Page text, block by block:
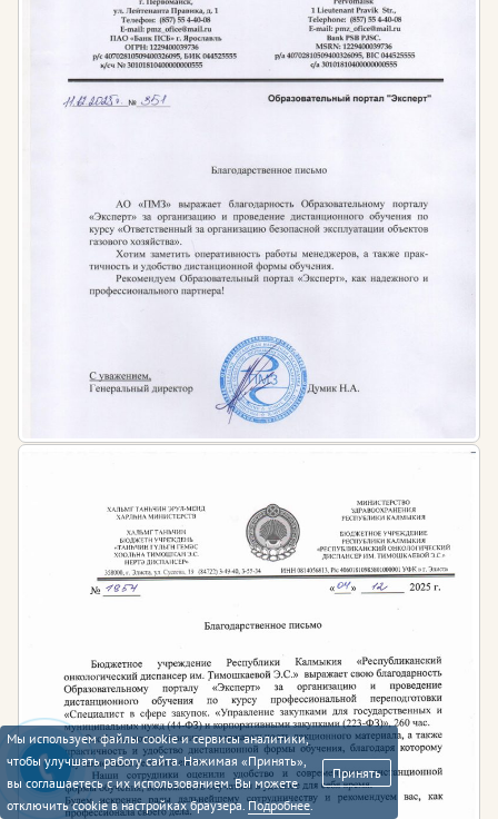
Мы используем файлы cookie и сервисы аналитики,
чтобы улучшать работу сайта. Нажимая «Принять»,
вы соглашаетесь с их использованием. Вы можете
отключить cookie в настройках браузера.Подробнее.
Принять